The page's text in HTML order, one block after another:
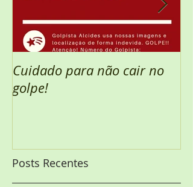
Cuidado para não cair no
golpe!
Posts Recentes